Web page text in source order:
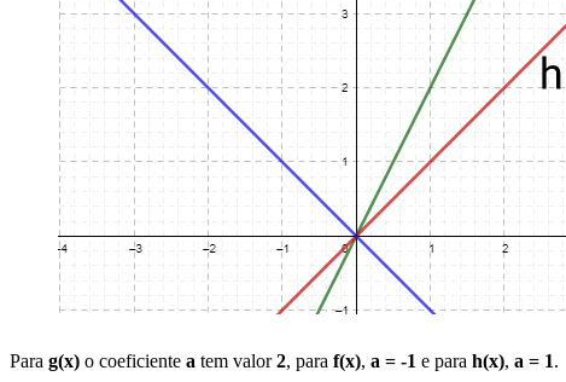
Para g(x) o coeficiente a tem valor2, para f(x), a = -1 e para h(x), a = 1.